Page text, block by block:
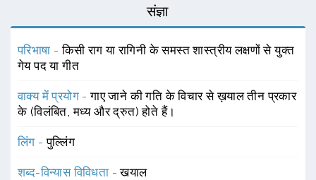
संज्ञा
परिभाषा -किसी राग या रागिनी के समस्त शास्त्रीय लक्षणों से युक्त
गेय पद या गीत
वाक्य में प्रयोग -गाए जाने की गति के विचार से ख़याल तीन प्रकार
के (विलंबित, मध्य और द्रुत) होते हैं।
लिंग -पुल्लिंग
शब्द-विन्यास विविधता -खयाल